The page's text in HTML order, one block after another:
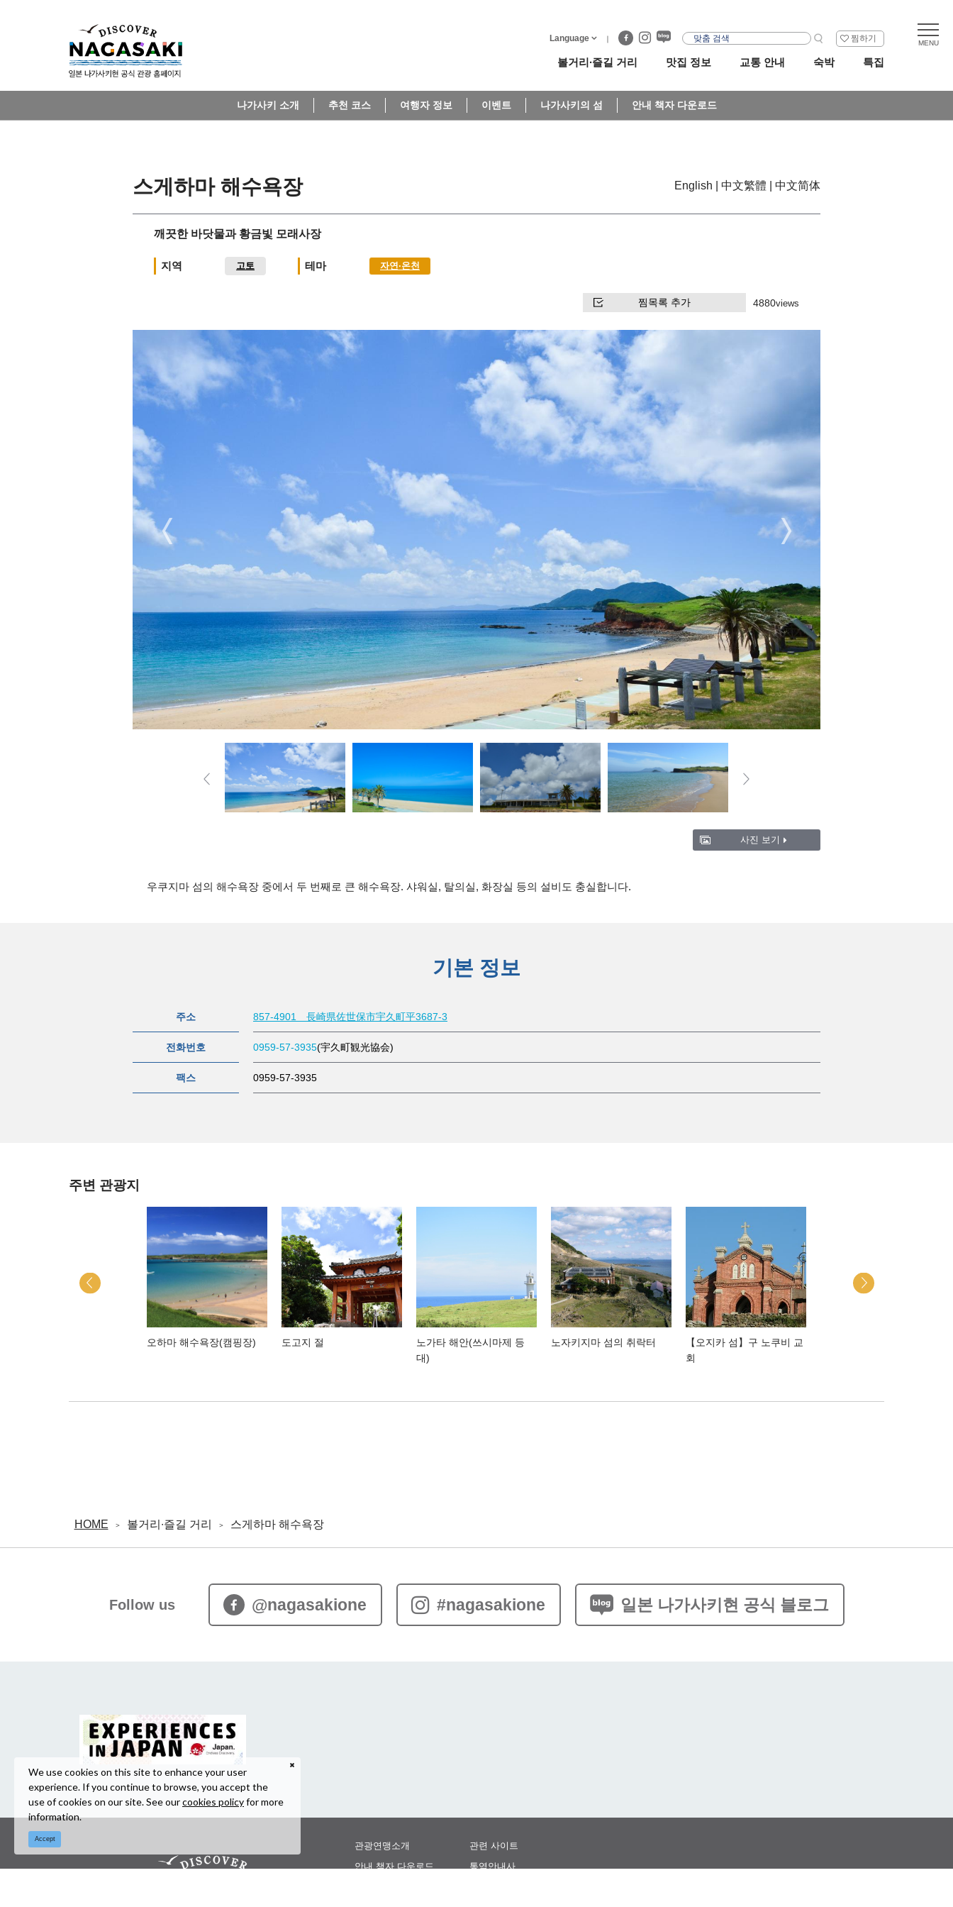
Language 찜하기
볼거리∙즐길 거리 맛집 정보 교통 안내 숙박 특집
나가사키 소개 추천 코스 여행자 정보 이벤트 나가사키의 섬 안내 책자 다운로드
스게하마 해수욕장 English 中文繁體 中文简体
깨끗한 바닷물과 황금빛 모래사장
지역 고토 테마 자연∙온천
찜목록 추가 4880views
사진 보기
우쿠지마 섬의 해수욕장 중에서 두 번째로 큰 해수욕장. 샤워실, 탈의실, 화장실 등의 설비도 충실합니다.
기본 정보
주소 857-4901 長崎県佐世保市宇久町平3687-3
전화번호 0959-57-3935(宇久町観光協会)
팩스 0959-57-3935
주변 관광지
오하마 해수욕장(캠핑장) 도고지 절
노가타 해안(쓰시마제 등
대)
노자키지마 섬의 취락터
【오지카 섬】구 노쿠비 교
회
HOME 볼거리∙즐길 거리 스게하마 해수욕장
Follow us @nagasakione #nagasakione 일본 나가사키현 공식 블로그
관광연맹소개
안내 책자 다운로드
관련 사이트
통역안내사
We use cookies on this site to enhance your user
experience. If you continue to browse, you accept the
use of cookies on our site. See ourcookies policyfor more
information.
Accept